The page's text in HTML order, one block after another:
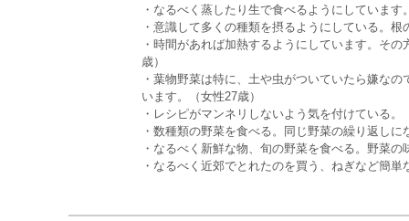
・なるべく蒸したり生で食べるようにしていま
・意識して多くの種類を摂るようにしている。
・時間があれば加熱するようにしています。そ
歳）
・葉物野菜は特に、土や虫がついていたら嫌な
います。（女性27歳）
・レシピがマンネリしないよう気を付けている。
・数種類の野菜を食べる。同じ野菜の繰り返し
・なるべく新鮮な物、旬の野菜を食べる。野菜
・なるべく近郊でとれたのを買う、ねぎなど簡